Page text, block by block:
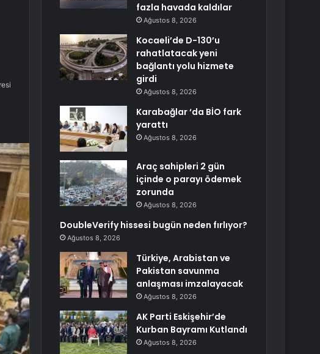
fazla havada kaldılar
Ağustos 8, 2026
Kocaeli’de D-130’u
rahatlatacak yeni
bağlantı yolu hizmete
girdi
Ağustos 8, 2026
Karabağlar ‘da BİO fark
yarattı
Ağustos 8, 2026
Araç sahipleri 2 gün
içinde o parayı ödemek
zorunda
Ağustos 8, 2026
DoubleVerify hissesi bugün neden fırlıyor?
Ağustos 8, 2026
Türkiye, Arabistan ve
Pakistan savunma
anlaşması imzalayacak
Ağustos 8, 2026
AK Parti Eskişehir’de
Kurban Bayramı Kutlandı
Ağustos 8, 2026